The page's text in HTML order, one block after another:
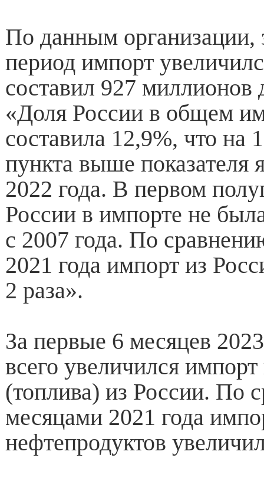
По данным организации,
период импорт
составил 927
«Доля России в общем
составила 12,9%, что на
пункта выше показателя
2022 года. В первом
России в импорте не
с 2007 года. По
2021 года импорт из
2 раза».
За первые 6 месяцев
всего увеличился
(топлива) из России. По
месяцами 2021 года
нефтепродуктов